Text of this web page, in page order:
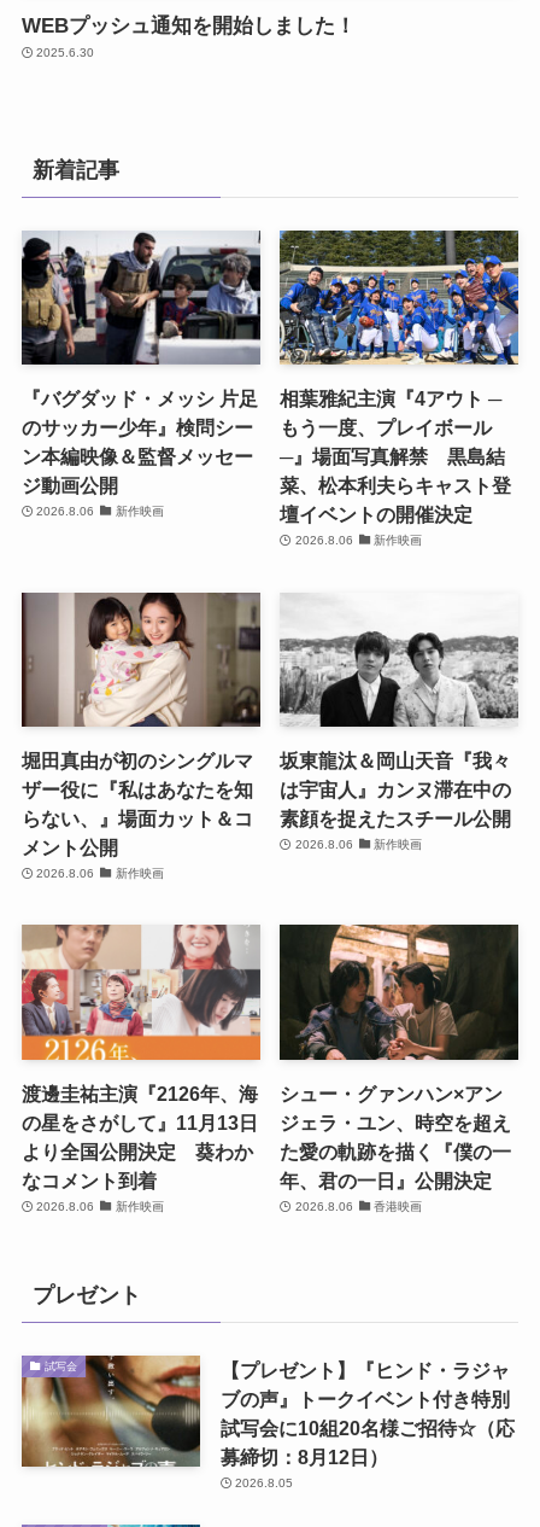
WEBプッシュ通知を開始しました！
2025.6.30
新着記事
『バグダッド・メッシ 片足
のサッカー少年』検問シー
ン本編映像＆監督メッセー
ジ動画公開
2026.8.06 新作映画
相葉雅紀主演『4アウト ─
もう一度、プレイボール
─』場面写真解禁 黒島結
菜、松本利夫らキャスト登
壇イベントの開催決定
2026.8.06 新作映画
堀田真由が初のシングルマ
ザー役に『私はあなたを知
らない、』場面カット＆コ
メント公開
2026.8.06 新作映画
坂東龍汰＆岡山天音『我々
は宇宙人』カンヌ滞在中の
素顔を捉えたスチール公開
2026.8.06 新作映画
渡邊圭祐主演『2126年、海
の星をさがして』11月13日
より全国公開決定 葵わか
なコメント到着
2026.8.06 新作映画
シュー・グァンハン×アン
ジェラ・ユン、時空を超え
た愛の軌跡を描く『僕の一
年、君の一日』公開決定
2026.8.06 香港映画
プレゼント
試写会
【プレゼント】『ヒンド・ラジャ
ブの声』トークイベント付き特別
試写会に10組20名様ご招待☆（応
募締切：8月12日）
2026.8.05